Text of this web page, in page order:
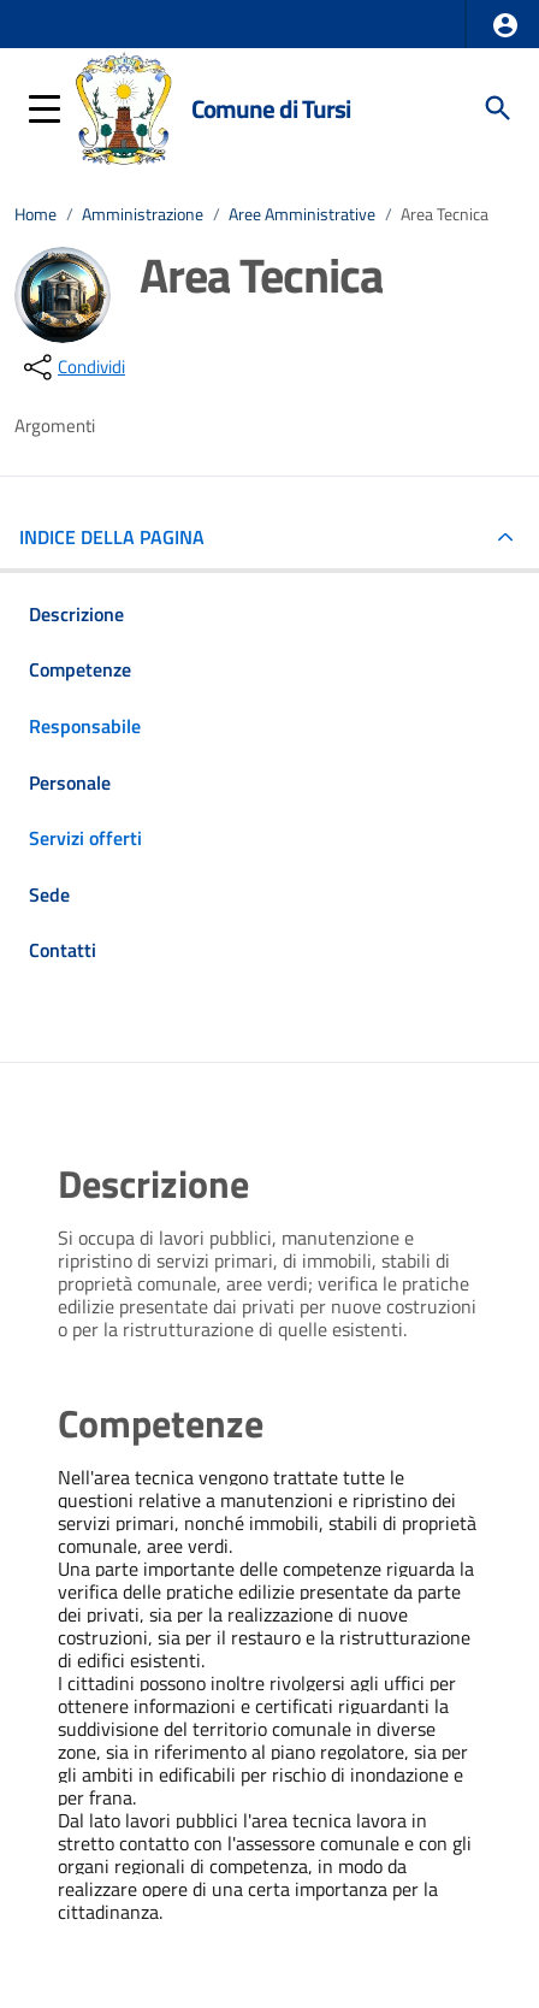
Comune di Tursi
Home / Amministrazione / Aree Amministrative / Area Tecnica
Area Tecnica
Condividi
Argomenti
INDICE DELLA PAGINA
Descrizione
Competenze
Responsabile
Personale
Servizi offerti
Sede
Contatti
Descrizione
Si occupa di lavori pubblici, manutenzione e
ripristino di servizi primari, di immobili, stabili di
proprietà comunale, aree verdi; verifica le pratiche
edilizie presentate dai privati per nuove costruzioni
o per la ristrutturazione di quelle esistenti.
Competenze
Nell'area tecnica vengono trattate tutte le
questioni relative a manutenzioni e ripristino dei
servizi primari, nonché immobili, stabili di proprietà
comunale, aree verdi.
Una parte importante delle competenze riguarda la
verifica delle pratiche edilizie presentate da parte
dei privati, sia per la realizzazione di nuove
costruzioni, sia per il restauro e la ristrutturazione
di edifici esistenti.
I cittadini possono inoltre rivolgersi agli uffici per
ottenere informazioni e certificati riguardanti la
suddivisione del territorio comunale in diverse
zone, sia in riferimento al piano regolatore, sia per
gli ambiti in edificabili per rischio di inondazione e
per frana.
Dal lato lavori pubblici l'area tecnica lavora in
stretto contatto con l'assessore comunale e con gli
organi regionali di competenza, in modo da
realizzare opere di una certa importanza per la
cittadinanza.